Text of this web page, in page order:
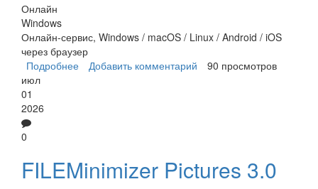
Онлайн
Windows
Онлайн-сервис, Windows / macOS / Linux / Android / iOS
через браузер
Подробнее о imagecompressor.11zon
Добавить комментарий
90 просмотров
июл
01
2026
0
FILEMinimizer Pictures 3.0